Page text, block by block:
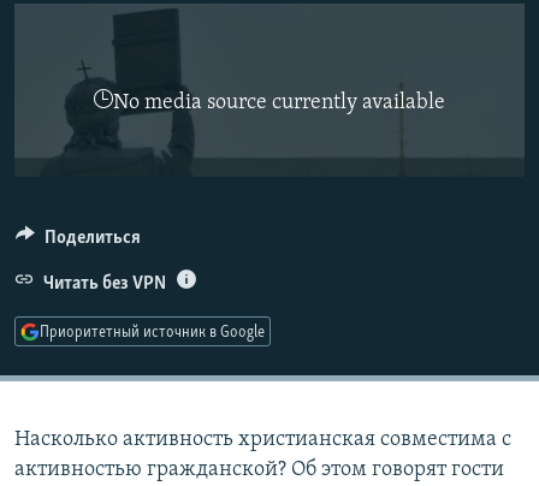
СИБИРЬ.РЕАЛИИ
РАСПИСАНИЕ ВЕЩАНИЯ
ПОДПИШИТЕСЬ НА РАССЫЛКУ
Все сайты РСЕ/РС
No media source currently available
Поделиться
Читать без VPN
Приоритетный источник в Google
Насколько активность христианская совместима с
активностью гражданской? Об этом говорят гости